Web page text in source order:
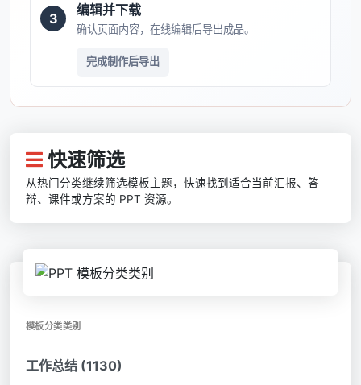
3
编辑并下载
确认页面内容，在线编辑后导出成品。
完成制作后导出
快速筛选
从热门分类继续筛选模板主题，快速找到适合当前汇报、答
辩、课件或方案的 PPT 资源。
模板分类类别
工作总结 (1130)